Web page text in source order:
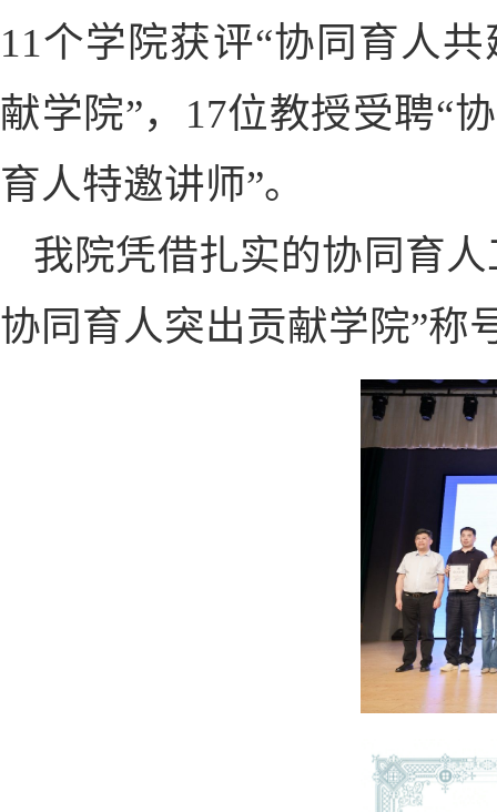
11个学院获评“协同育人
献学院”，17位教授受聘“
育人特邀讲师”。
我院凭借扎实的协同育
协同育人突出贡献学院”称